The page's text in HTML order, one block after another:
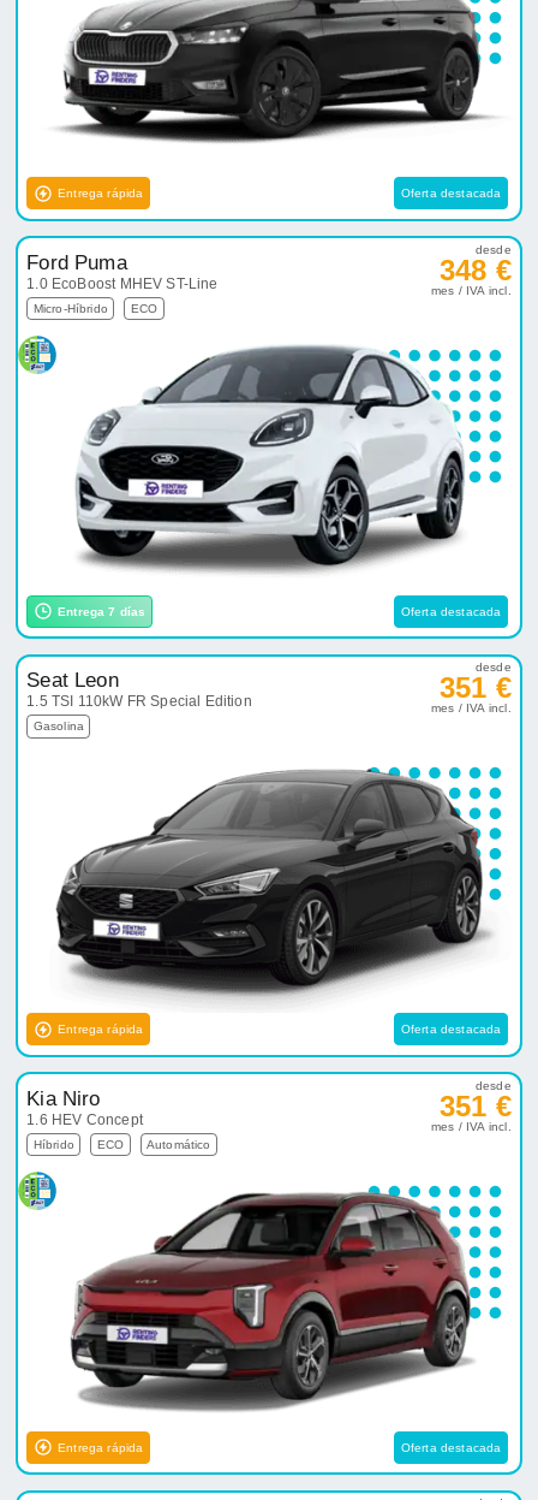
Entrega rápida Oferta destacada
Ford Puma
1.0 EcoBoost MHEV ST-Line
Micro-Híbrido ECO
desde
348 €
mes / IVA incl.
Entrega 7 días Oferta destacada
Seat Leon
1.5 TSI 110kW FR Special Edition
Gasolina
desde
351 €
mes / IVA incl.
Entrega rápida Oferta destacada
Kia Niro
1.6 HEV Concept
Híbrido ECO Automático
desde
351 €
mes / IVA incl.
Entrega rápida Oferta destacada